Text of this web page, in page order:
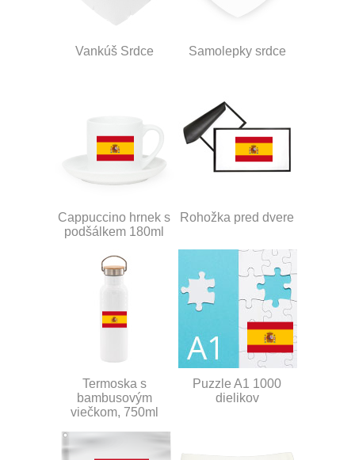
Vankúš Srdce Samolepky srdce
Cappuccino hrnek s
podšálkem 180ml
Rohožka pred dvere
Termoska s
bambusovým
viečkom, 750ml
Puzzle A1 1000
dielikov